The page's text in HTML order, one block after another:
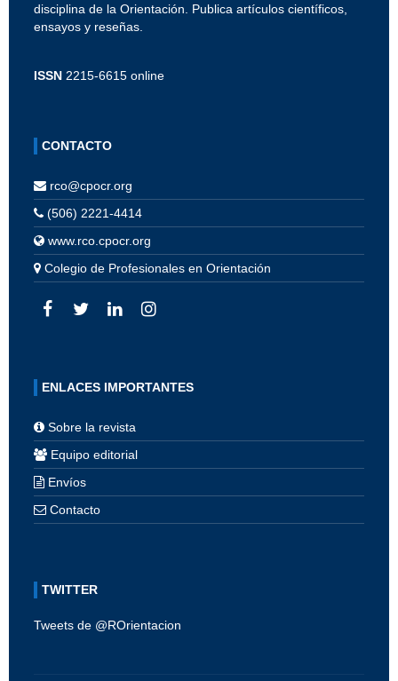
disciplina de la Orientación. Publica artículos científicos,
ensayos y reseñas.
ISSN 2215-6615 online
CONTACTO
rco@cpocr.org
(506) 2221-4414
www.rco.cpocr.org
Colegio de Profesionales en Orientación
ENLACES IMPORTANTES
Sobre la revista
Equipo editorial
Envíos
Contacto
TWITTER
Tweets de @ROrientacion